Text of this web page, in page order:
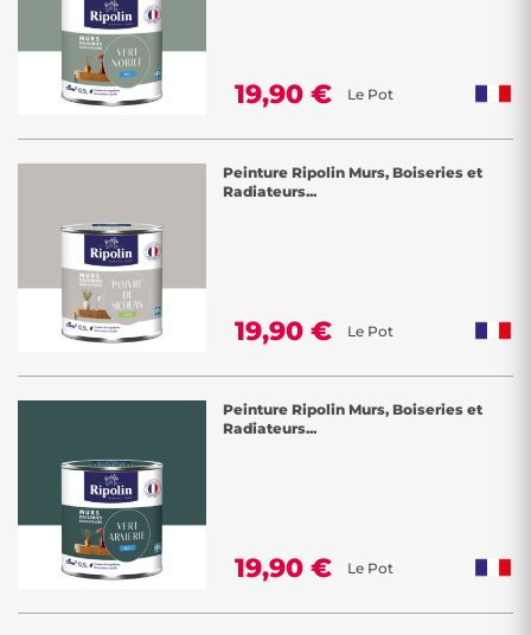
19,90 € Le Pot
Peinture Ripolin Murs, Boiseries et
Radiateurs...
19,90 € Le Pot
Peinture Ripolin Murs, Boiseries et
Radiateurs...
19,90 € Le Pot